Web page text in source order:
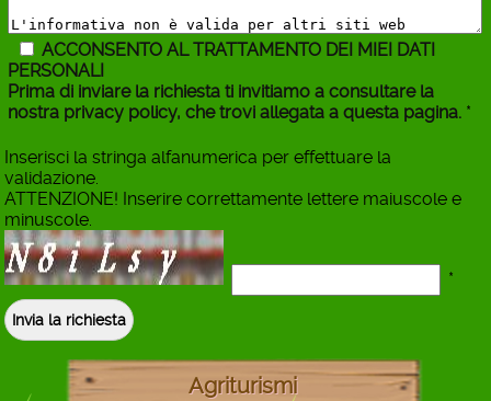
ACCONSENTO AL TRATTAMENTO DEI MIEI DATI
PERSONALI
Prima di inviare la richiesta ti invitiamo a consultare la
nostra privacy policy, che trovi allegata a questa pagina. *
Inserisci la stringa alfanumerica per effettuare la
validazione.
ATTENZIONE! Inserire correttamente lettere maiuscole e
minuscole.
*
Agriturismi